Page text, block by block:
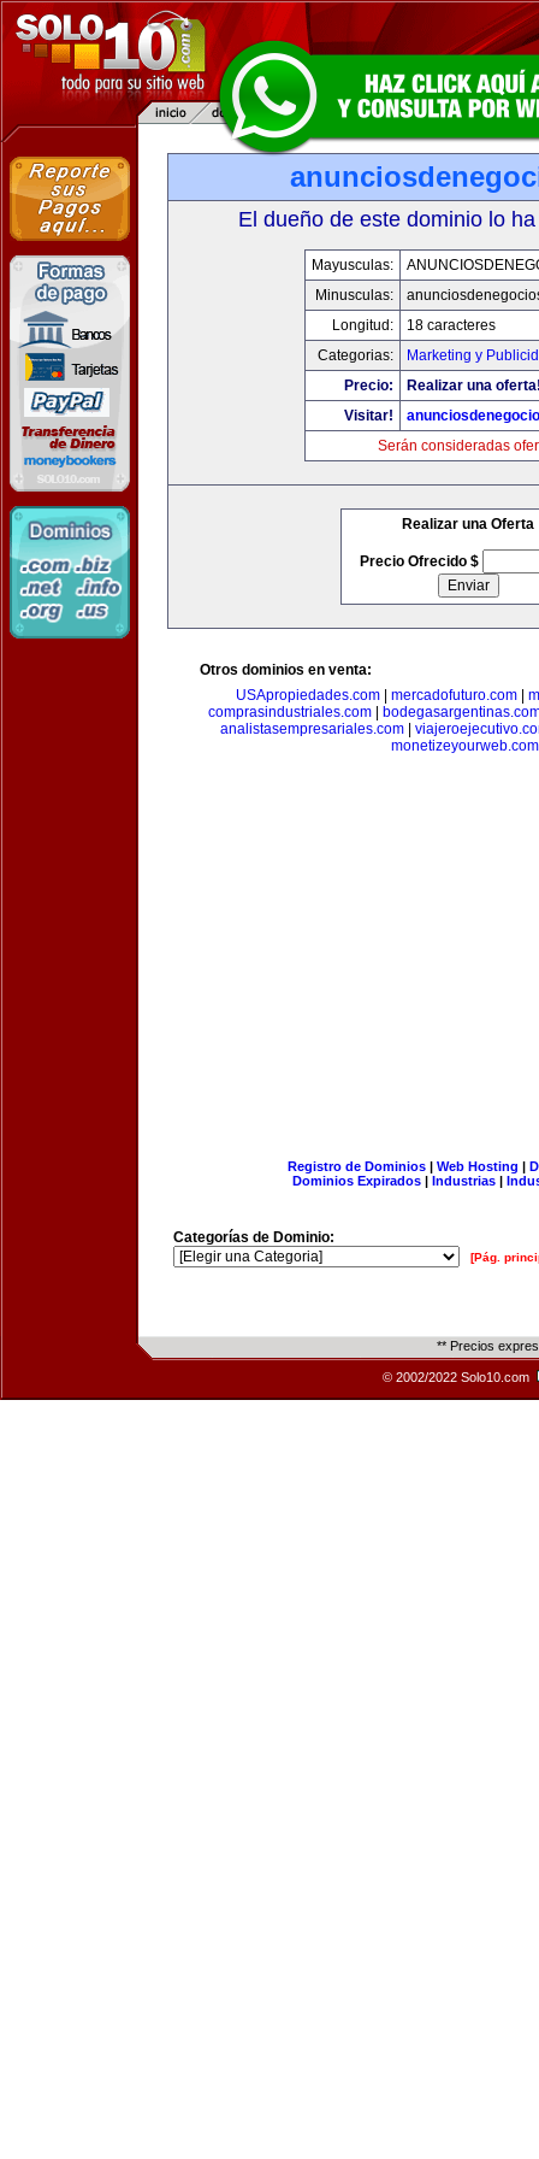
El dueño de este dominio lo
Mayusculas:
Minusculas:
Longitud:
18 caracteres
Categorias:
Marketing y
Precio:
Realizar una
Visitar!
Serán consideradas
Realizar una Oferta
Precio Ofrecido $
Otros dominios en venta:
USApropiedades.com| mercadofuturo.com|
comprasindustriales.com
analistasempresariales.com
monetizeyourweb.com
Registro de Dominios| Web Hosting |
Dominios Expirados | Industrias |
Categorías de Dominio:
[Pág.
** Precios
© 2002/2022 Solo10.com